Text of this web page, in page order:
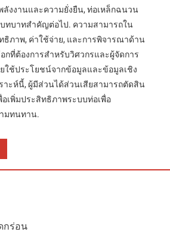
งงานและความยั่งยืน, ท่อเหล็กฉนวน
ทบาทสำคัญต่อไป. ความสามารถใน
ธิภาพ, ค่าใช้จ่าย, และการพิจารณาด้าน
กที่ต้องการสำหรับวิศวกรและผู้จัดการ
ใช้ประโยชน์จากข้อมูลและข้อมูลเชิง
าะห์นี้, ผู้มีส่วนได้ส่วนเสียสามารถตัดสิน
เพิ่มประสิทธิภาพระบบท่อเพื่อ
มทนทาน.
กร่อน